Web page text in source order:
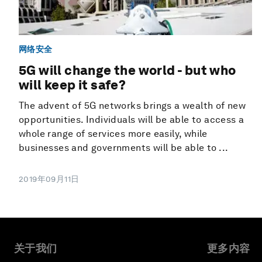
网络安全
5G will change the world - but who
will keep it safe?
The advent of 5G networks brings a wealth of new
opportunities. Individuals will be able to access a
whole range of services more easily, while
businesses and governments will be able to ...
2019年09月11日
关于我们 更多内容